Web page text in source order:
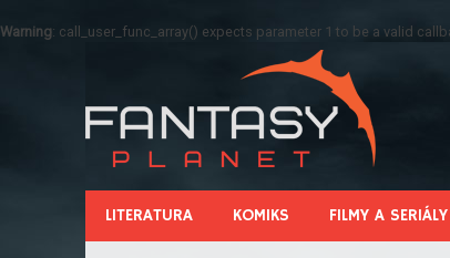
Warning: call_user_func_array() expects parameter 1 to be a valid
LITERATURA KOMIKS FILMY A SERIÁLY